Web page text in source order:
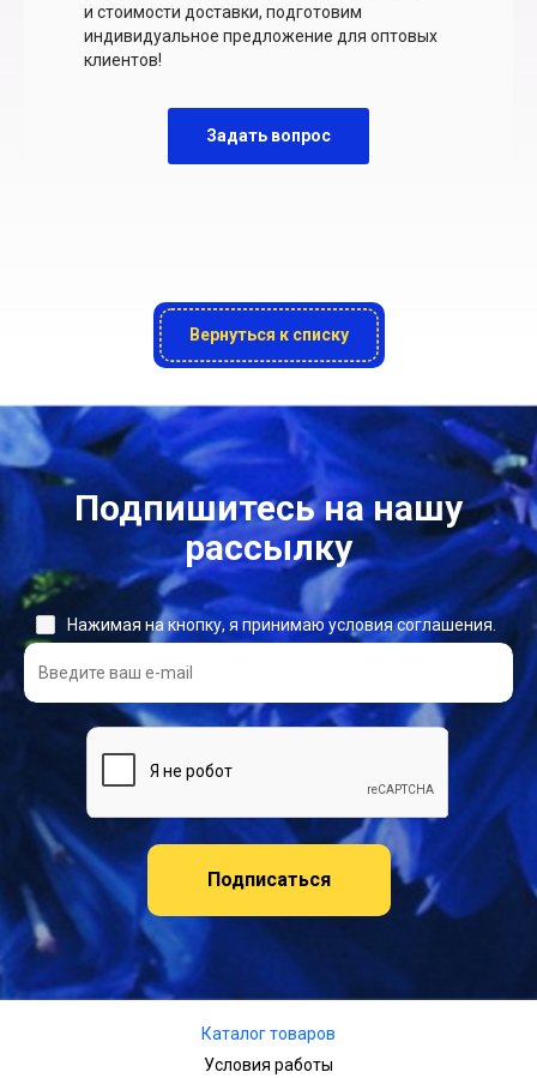
и стоимости доставки, подготовим
индивидуальное предложение для оптовых
клиентов!
Задать вопрос
Вернуться к списку
Подпишитесь на нашу
рассылку
Подписаться
Нажимая на кнопку, я принимаю условия соглашения.
Каталог товаров
Условия работы